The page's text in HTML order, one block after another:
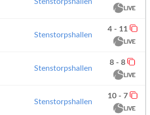
Stenstorpshallen
4 - 11
Stenstorpshallen
8 - 8
Stenstorpshallen
10 - 7